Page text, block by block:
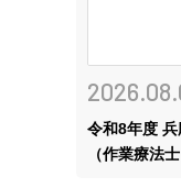
令和8年度
（作業療法士